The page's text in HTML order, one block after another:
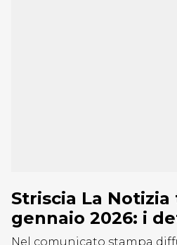
Striscia La Notizia
gennaio 2026: i
Nel comunicato stampa